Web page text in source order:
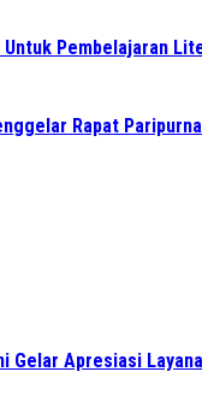
Pembelajaran
Rapat Paripurna
Gelar Apresiasi